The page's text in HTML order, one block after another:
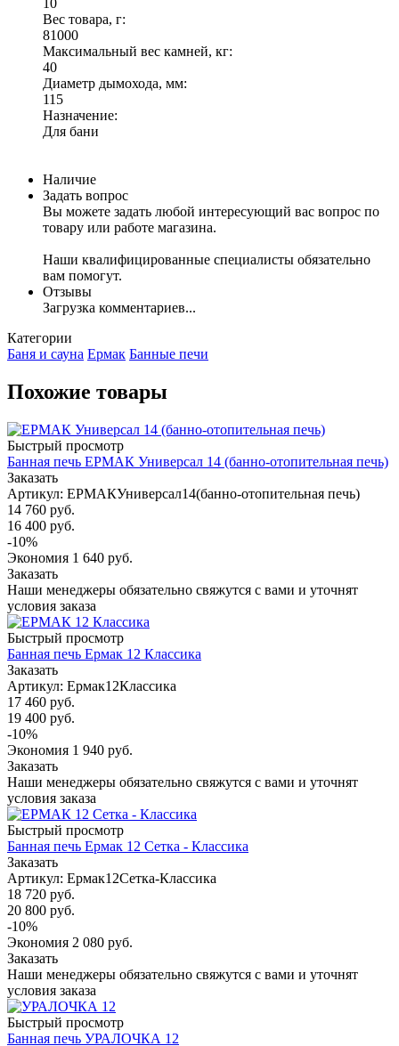
Вес товара, г:
81000
Максимальный вес камней, кг:
40
Диаметр дымохода, мм:
115
Назначение:
Для бани
Наличие
Задать вопрос
Вы можете задать любой интересующий вас вопрос по
товару или работе магазина.
Наши квалифицированные специалисты обязательно
вам помогут.
Отзывы
Загрузка комментариев...
Категории
Баня и сауна Ермак Банные печи
Похожие товары
Быстрый просмотр
Банная печь ЕРМАК Универсал 14 (банно-отопительная печь)
Заказать
Артикул: ЕРМАКУниверсал14(банно-отопительная печь)
14 760 руб.
16 400 руб.
-10%
Экономия 1 640 руб.
Заказать
Наши менеджеры обязательно свяжутся с вами и уточнят
условия заказа
Быстрый просмотр
Банная печь Ермак 12 Классика
Заказать
Артикул: Ермак12Классика
17 460 руб.
19 400 руб.
-10%
Экономия 1 940 руб.
Заказать
Наши менеджеры обязательно свяжутся с вами и уточнят
условия заказа
Быстрый просмотр
Банная печь Ермак 12 Сетка - Классика
Заказать
Артикул: Ермак12Сетка-Классика
18 720 руб.
20 800 руб.
-10%
Экономия 2 080 руб.
Заказать
Наши менеджеры обязательно свяжутся с вами и уточнят
условия заказа
Быстрый просмотр
Банная печь УРАЛОЧКА 12